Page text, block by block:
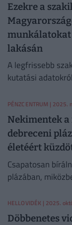
Ezekre a
munkálatokat
lakásán
A legfrissebb
kutatási
PÉNZCENTRUM | 2025.
Nekimentek
debreceni
életéért
Csapatosan
plázában,
HELLOVIDÉK | 2025.
Döbbenetes